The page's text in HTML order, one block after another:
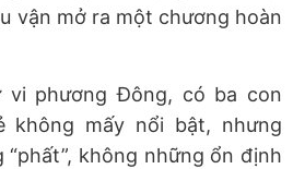
vận mở ra một chương hoàn
vi phương Đông, có ba con
không mấy nổi bật, nhưng
“phất”, không những ổn định